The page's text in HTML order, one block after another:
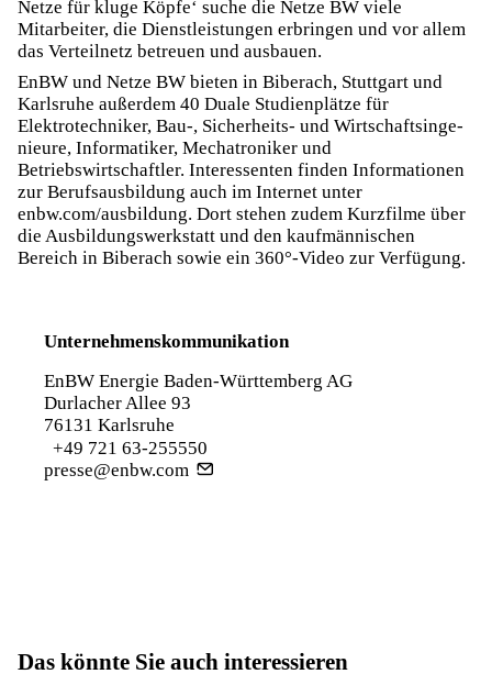
Netze für kluge Köpfe‘ suche die Netze BW viele
Mitarbeiter, die Dienstleistungen erbringen und vor allem
das Verteilnetz betreuen und ausbauen.
EnBW und Netze BW bieten in Biberach, Stuttgart und
Karlsruhe außerdem 40 Duale Studienplätze für
Elektrotechniker, Bau-, Sicherheits- und Wirtschaftsinge­
nieure, Informatiker, Mechatroniker und
Betriebswirtschaftler. Interessenten finden Informationen
zur Berufsausbildung auch im Internet unter
enbw.com/ausbildung. Dort stehen zudem Kurzfilme über
die Ausbildungswerkstatt und den kaufmännischen
Bereich in Biberach sowie ein 360°-Video zur Verfügung.
Unternehmenskommunikation
EnBW Energie Baden-Württemberg AG
Durlacher Allee 93
76131 Karlsruhe
+49 721 63-255550
presse@enbw.com
Das könnte Sie auch interessieren